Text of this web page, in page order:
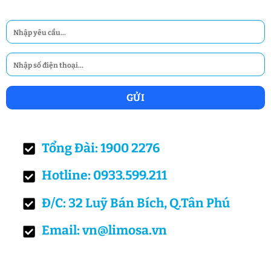
Tổng Đài: 1900 2276
Hotline: 0933.599.211
Đ/C: 32 Luỹ Bán Bích, Q.Tân Phú
Email: vn@limosa.vn